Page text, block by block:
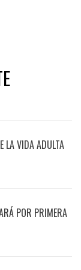
LA VIDA ADULTA
POR PRIMERA